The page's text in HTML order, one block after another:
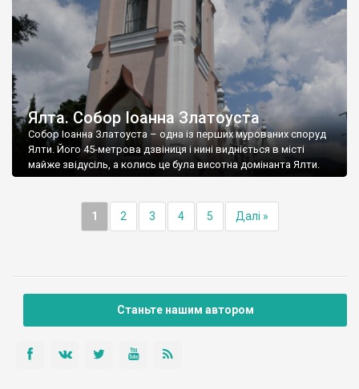
Ялта. Собор Іоанна Златоуста
Собор Іоанна Златоуста – одна із перших мурованих споруд
Ялти. Його 45-метрова дзвіниця і нині видніється в місті
майже звідусіль, а колись це була висотна домінанта Ялти.
1 2 3 4 5 Далі »
Станьте нашим автором